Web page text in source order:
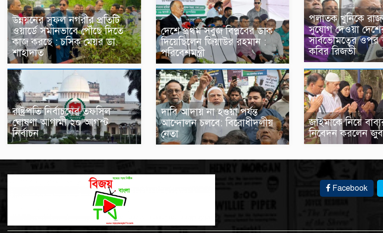
উন্নয়নের সুফল নগরীর প্রতিটি
ওয়ার্ডে সমানভাবে পৌঁছে দিতে
কাজ করছে : চসিক মেয়র ডা.
শাহাদাত
দেশে প্রথম সবুজ বিপ্লবের ডাক
দিয়েছিলেন জিয়াউর রহমান :
পরিবেশমন্ত্রী
পলাতক খুনিকে
সুযোগ দেওয়া
সার্বভৌমত্বের
কবির রিজভী
রাষ্ট্রপতি নির্বাচনের তফসিল
ঘোষণা আগামী ২০ আগস্ট
নির্বাচন
দাবি আদায় না হওয়া পর্যন্ত
আন্দোলন চলবে: বিরোধীদলীয়
নেতা
জাইমাকে নিয়ে
নিবেদন করলেন
Facebook